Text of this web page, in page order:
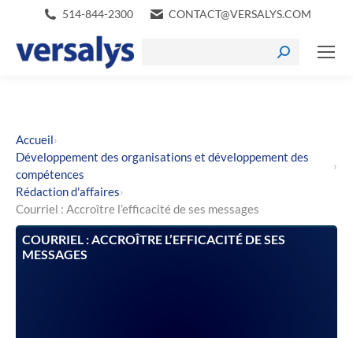
514-844-2300 CONTACT@VERSALYS.COM
Accueil›
Développement des organisations et développement des
compétences
›
Rédaction d'affaires›
Courriel : Accroître l’efficacité de ses messages
COURRIEL : ACCROÎTRE L’EFFICACITÉ DE SES
MESSAGES